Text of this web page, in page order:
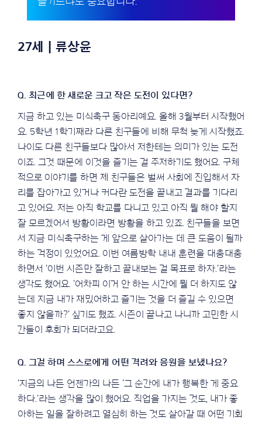
27세 | 류상윤
지금 하고 있는 미식축구 동아리예요. 올해 3월부터 시작했어
요. 5학년 1학기째라 다른 친구들에 비해 무척 늦게 시작했죠.
나이도 다른 친구들보다 많아서 저한테는 의미가 있는 도전
이죠. 그것 때문에 이것을 즐기는 걸 주저하기도 했어요. 구체
적으로 이야기를 하면 제 친구들은 벌써 사회에 진입해서 자
리를 잡아가고 있거나 커다란 도전을 끝내고 결과를 기다리
고 있어요. 저는 아직 학교를 다니고 있고 아직 뭘 해야 할지
잘 모르겠어서 방황이라면 방황을 하고 있죠. 친구들을 보면
서 지금 미식축구하는 게 앞으로 살아가는 데 큰 도움이 될까
하는 걱정이 있었어요. 이번 여름방학 내내 훈련을 대충대충
하면서 '이번 시즌만 잘하고 끝내보는 걸 목표로 하자.'라는
생각도 했어요. '어차피 이거 안 하는 시간에 뭘 더 하지도 않
는데 지금 내가 재밌어하고 즐기는 것을 더 즐길 수 있으면
좋지 않을까?' 싶기도 했죠. 시즌이 끝나고 나니까 고민한 시
간들이 후회가 되더라고요.
'지금의 나든 언젠가의 나든 '그 순간에 내가 행복한 게 중요
하다.'라는 생각을 많이 했어요. 직업을 가지는 것도, 내가 좋
아하는 일을 잘하려고 열심히 하는 것도 살아갈 때 어떤 기회